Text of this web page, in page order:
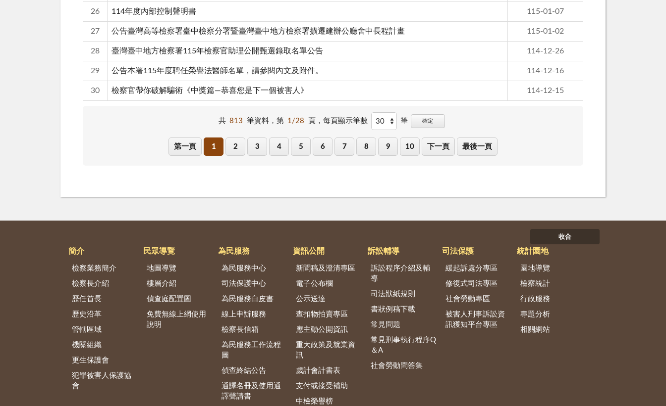
26 114年度內部控制聲明書 115-01-07
27 公告臺灣高等檢察署臺中檢察分署暨臺灣臺中地方檢察署擴遷建辦公廳舍中長程計畫 115-01-02
28 臺灣臺中地方檢察署115年檢察官助理公開甄選錄取名單公告 114-12-26
29 公告本署115年度聘任榮譽法醫師名單，請參閱內文及附件。 114-12-16
30 檢察官帶你破解騙術《中獎篇―恭喜您是下一個被害人》 114-12-15
共 813 筆資料，第 1/28 頁， 每頁顯示筆數 筆 確定
第一頁 1 2 3 4 5 6 7 8 9 10 下一頁 最後一頁
收合
簡介
檢察業務簡介
檢察長介紹
歷任首長
歷史沿革
管轄區域
機關組織
更生保護會
犯罪被害人保護協
會
民眾導覽
地圖導覽
樓層介紹
偵查庭配置圖
免費無線上網使用
說明
為民服務
為民服務中心
司法保護中心
為民服務白皮書
線上申辦服務
檢察長信箱
為民服務工作流程
圖
偵查終結公告
通譯名冊及使用通
譯聲請書
資訊公開
新聞稿及澄清專區
電子公布欄
公示送達
查扣物拍賣專區
應主動公開資訊
重大政策及就業資
訊
歲計會計書表
支付或接受補助
中檢榮譽榜
訴訟輔導
訴訟程序介紹及輔
導
司法狀紙規則
書狀例稿下載
常見問題
常見刑事執行程序Q
＆A
社會勞動問答集
司法保護
緩起訴處分專區
修復式司法專區
社會勞動專區
被害人刑事訴訟資
訊獲知平台專區
統計園地
園地導覽
檢察統計
行政服務
專題分析
相關網站